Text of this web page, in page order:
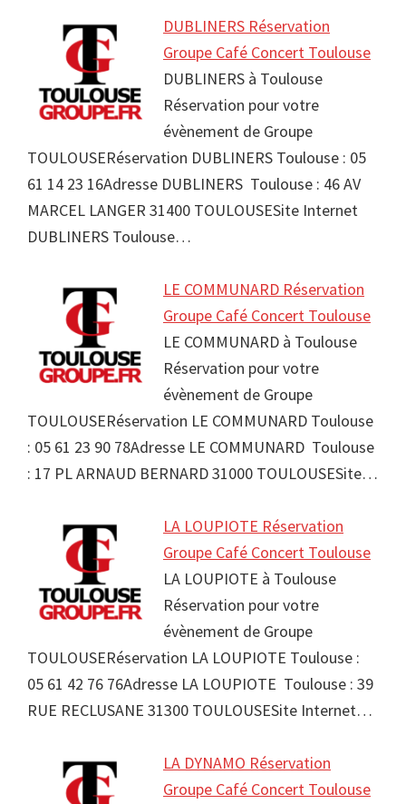
DUBLINERS Réservation
Groupe Café Concert Toulouse
DUBLINERS à Toulouse
Réservation pour votre
évènement de Groupe
TOULOUSERéservation DUBLINERS Toulouse : 05
61 14 23 16Adresse DUBLINERS Toulouse : 46 AV
MARCEL LANGER 31400 TOULOUSESite Internet
DUBLINERS Toulouse…
LE COMMUNARD Réservation
Groupe Café Concert Toulouse
LE COMMUNARD à Toulouse
Réservation pour votre
évènement de Groupe
TOULOUSERéservation LE COMMUNARD Toulouse
: 05 61 23 90 78Adresse LE COMMUNARD Toulouse
: 17 PL ARNAUD BERNARD 31000 TOULOUSESite…
LA LOUPIOTE Réservation
Groupe Café Concert Toulouse
LA LOUPIOTE à Toulouse
Réservation pour votre
évènement de Groupe
TOULOUSERéservation LA LOUPIOTE Toulouse :
05 61 42 76 76Adresse LA LOUPIOTE Toulouse : 39
RUE RECLUSANE 31300 TOULOUSESite Internet…
LA DYNAMO Réservation
Groupe Café Concert Toulouse